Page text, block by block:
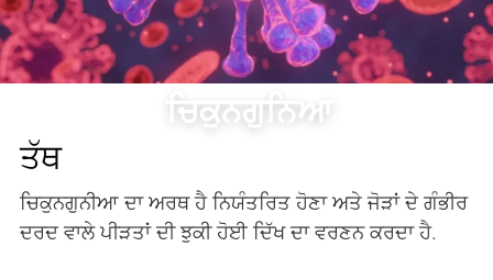
ਚਿਕੁਨਗੁਨਿਆ
ਤੱਥ
ਚਿਕੁਨਗੁਨੀਆ ਦਾ ਅਰਥ ਹੈ ਨਿਯੰਤਰਿਤ ਹੋਣਾ ਅਤੇ ਜੋੜਾਂ ਦੇ ਗੰਭੀਰ
ਦਰਦ ਵਾਲੇ ਪੀੜਤਾਂ ਦੀ ਝੁਕੀ ਹੋਈ ਦਿੱਖ ਦਾ ਵਰਣਨ ਕਰਦਾ ਹੈ.